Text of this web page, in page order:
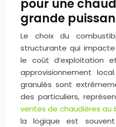
pour une
grande
Le choix du
structurante qui
le coût d’exploitation
approvisionnement
granulés sont
des particuliers,
ventes de chaudières au
la logique est